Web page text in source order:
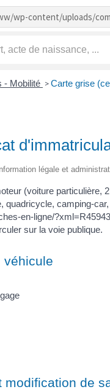
wp-content/uploads/
- Mobilité >Carte grise
légale et
(voiture
quadricycle, camping-
en-ligne/
sur la voie publique.
véhicule
modification de